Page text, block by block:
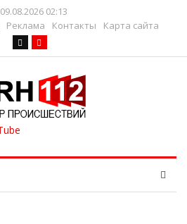
09.08.2026 02:13
Реклама Контакты Карта сайта